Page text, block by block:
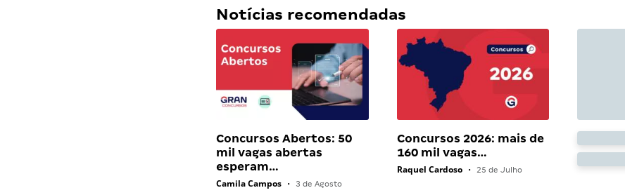
Notícias recomendadas
Concursos Abertos: 50
mil vagas abertas
esperam…
Camila Campos • 3 de Agosto
Concursos 2026: mais de
160 mil vagas…
Raquel Cardoso • 25 de Julho